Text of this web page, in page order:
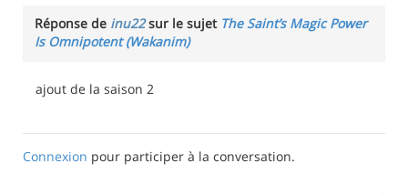
Réponse de inu22sur le sujet The Saint’s Magic Power
Is Omnipotent (Wakanim)
ajout de la saison 2
Connexion pour participer à la conversation.